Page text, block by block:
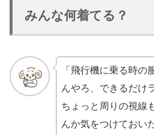
みんな何着てる？
「飛行機に乗る時の
んやろ、できるだけ
ちょっと周りの視線
んか気をつけておい